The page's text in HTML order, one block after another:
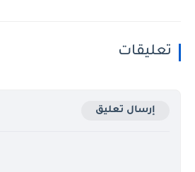
تعليقات
إرسال تعليق